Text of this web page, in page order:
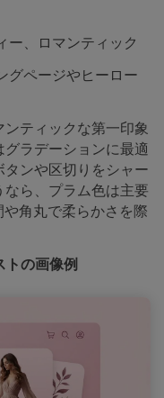
ー、ロマンティック
グページやヒーロー
ティックな第一印象
ラデーションに最適
ンや区切りをシャー
ら、プラム色は主要
角丸で柔らかさを際
の画像例